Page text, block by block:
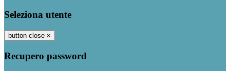
Seleziona utente
button close ×
Recupero password